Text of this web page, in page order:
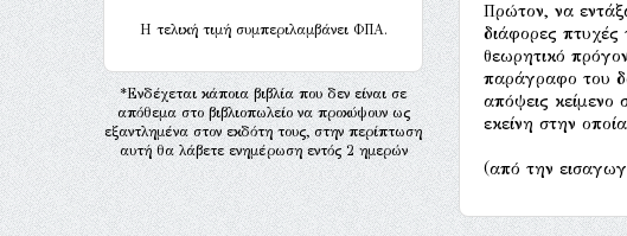
H τελική τιμή συμπεριλαμβάνει ΦΠΑ.
*Ενδέχεται κάποια βιβλία που δεν είναι σε
απόθεμα στο βιβλιοπωλείο να προκύψουν ως
εξαντλημένα στον εκδότη τους, στην περίπτωση
αυτή θα λάβετε ενημέρωση εντός 2 ημερών
Πρώτον, να
διάφορες
θεωρητικό
παράγραφο του
απόψεις
εκείνη στην
(από την